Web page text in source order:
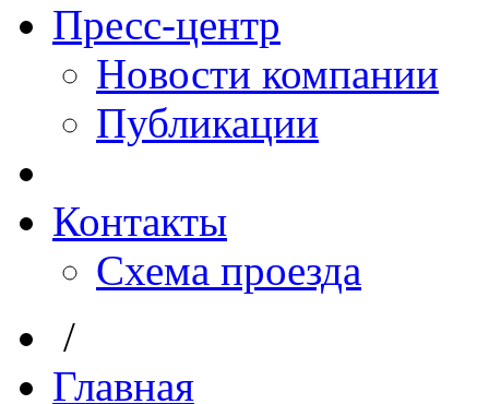
Пресс-центр
Новости компании
Публикации
Контакты
Схема проезда
/
Главная